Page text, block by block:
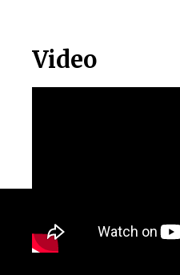
Video